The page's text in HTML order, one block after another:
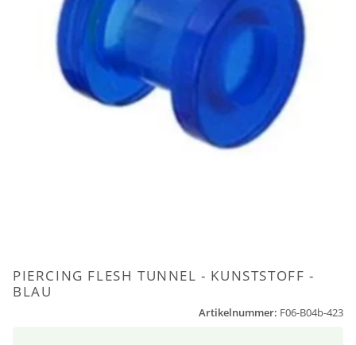
PIERCING FLESH TUNNEL - KUNSTSTOFF -
BLAU
Artikelnummer: F06-B04b-423